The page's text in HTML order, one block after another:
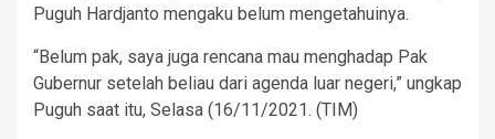
Puguh Hardjanto mengaku belum mengetahuinya.
“Belum pak, saya juga rencana mau menghadap Pak
Gubernur setelah beliau dari agenda luar negeri,” ungkap
Puguh saat itu, Selasa (16/11/2021. (TIM)